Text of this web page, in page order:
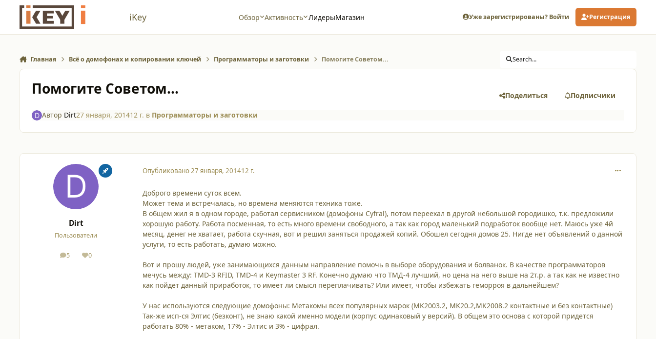
Перейти к содержанию
iKey Обзор Активность ЛидерыМагазин Уже зарегистрированы? Войти Регистрация
Главная Всё о домофонах и копировании ключей Программаторы и заготовки Помогите Советом... Search...
Помогите Советом... Поделиться Подписчики
Автор Dirt27 января, 201412 г. в Программаторы и заготовки
Dirt
Пользователи
5
сообщения
0
Репутация
Опубликовано27 января, 201412 г.
Доброго времени суток всем.
Может тема и встречалась, но времена меняются техника тоже.
В общем жил я в одном городе, работал сервисником (домофоны Cyfral), потом переехал в другой небольшой городишко, т.к. предложили
хорошую работу. Работа посменная, то есть много времени свободного, а так как город маленький подработок вообще нет. Маюсь уже 4й
месяц, денег не хватает, работа скучная, вот и решил заняться продажей копий. Обошел сегодня домов 25. Нигде нет объявлений о данной
услуги, то есть работать, думаю можно.
Вот и прошу людей, уже занимающихся данным направление помочь в выборе оборудования и болванок. В качестве программаторов
мечусь между: TMD-3 RFID, TMD-4 и Keymaster 3 RF. Конечно думаю что ТМД-4 лучший, но цена на него выше на 2т.р. а так как не известно
как пойдет данный приработок, то имеет ли смысл переплачивать? Или имеет, чтобы избежать геморроя в дальнейшем?
У нас используются следующие домофоны: Метакомы всех популярных марок (MK2003.2, MK20.2,MK2008.2 контактные и без контактные)
Так-же исп-ся Элтис (безконт), не знаю какой именно модели (корпус одинаковый у версий). В общем это основа с которой придется
работать 80% - метаком, 17% - Элтис и 3% - цифрал.